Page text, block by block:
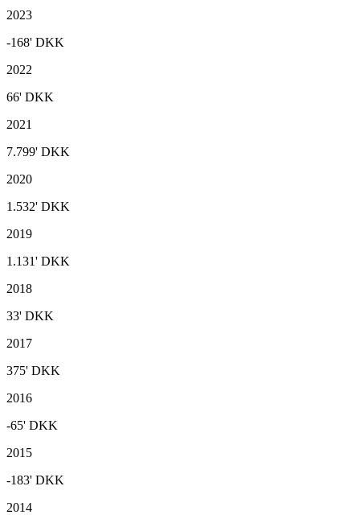
2023
-168' DKK
2022
66' DKK
2021
7.799' DKK
2020
1.532' DKK
2019
1.131' DKK
2018
33' DKK
2017
375' DKK
2016
-65' DKK
2015
-183' DKK
2014